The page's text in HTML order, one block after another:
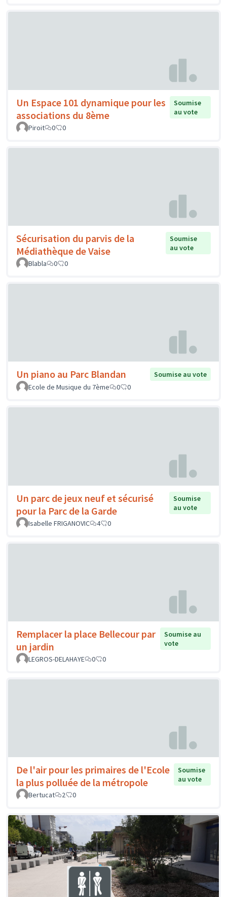
Un Espace 101 dynamique pour les
associations du 8ème
Soumise
au vote
Piroit
0 0
Sécurisation du parvis de la
Médiathèque de Vaise
Soumise
au vote
Blabla
0 0
Un piano au Parc Blandan
Soumise au vote
Ecole de Musique du 7ème
0 0
Un parc de jeux neuf et sécurisé
pour la Parc de la Garde
Soumise
au vote
Isabelle FRIGANOVIC
4 0
Remplacer la place Bellecour par
un jardin
Soumise au
vote
LEGROS-DELAHAYE
0 0
De l'air pour les primaires de l'Ecole
la plus polluée de la métropole
Soumise
au vote
Bertucat
2 0